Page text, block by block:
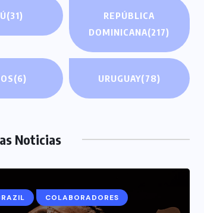
(31)
REPÚBLICA
DOMINICANA(217)
(6) URUGUAY(78)
Noticias
COLABORADORES